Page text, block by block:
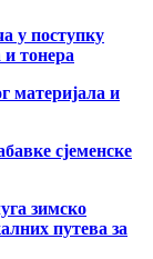
у поступку
и тонера
материјала и
сјеменске
зимско
путева за